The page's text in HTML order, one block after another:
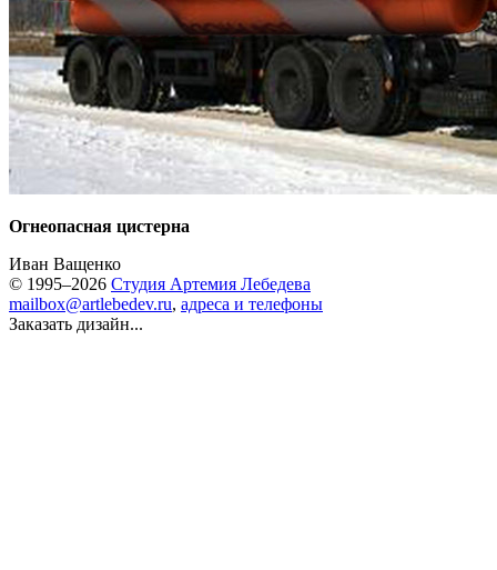
Огнеопасная цистерна
Иван Ващенко
© 1995–2026 Студия Артемия Лебедева
mailbox@artlebedev.ru, адреса и телефоны
Заказать дизайн...